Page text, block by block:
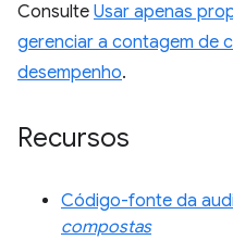
Consulte Usar apenas
gerenciar a contagem de
desempenho.
Recursos
Código-fonte da
compostas